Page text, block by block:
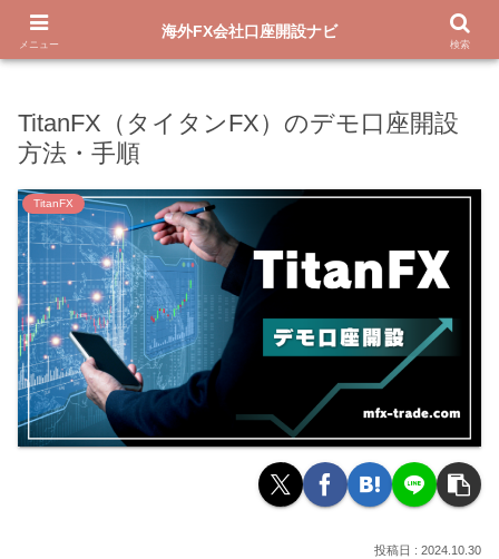
新規口座開設で13,000円ボーナス
TitanFX（タイタンFX）のデモ口座開設
方法・手順
TitanFX
2024.10.30
メニュー
海外FX会社口座開設ナビ
検索